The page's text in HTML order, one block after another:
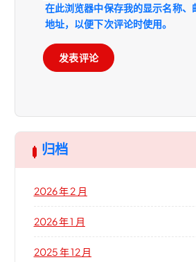
在此浏览器中保存我的显示名称、
地址，以便下次评论时使用。
归档
2026 年 2 月
2026 年 1 月
2025 年 12 月